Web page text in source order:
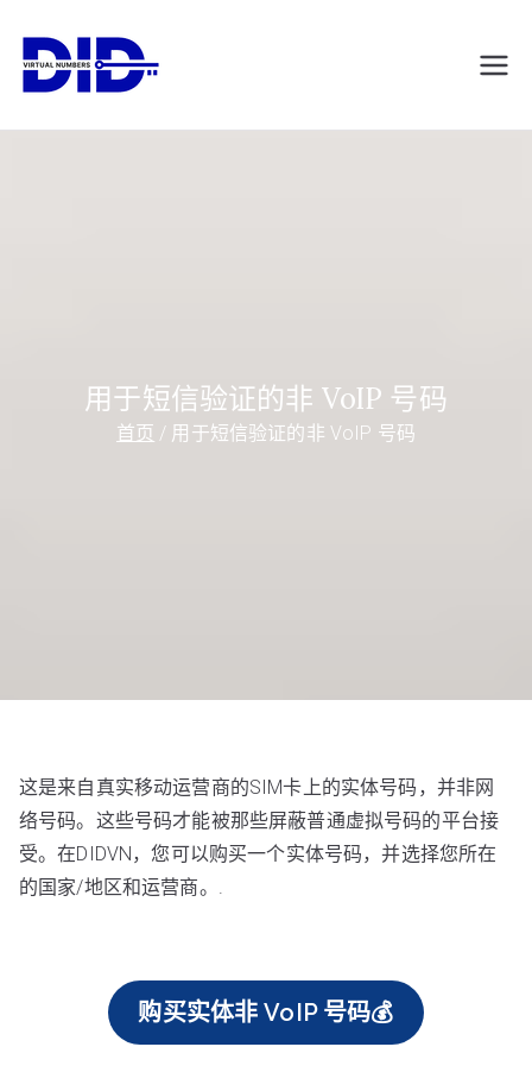
DIDVirtualNumb
用于短信验证的非 VoIP 号码
首页 用于短信验证的非 VoIP 号码
这是来自真实移动运营商的SIM卡上的实体号码，并非网
络号码。这些号码才能被那些屏蔽普通虚拟号码的平台接
受。在DIDVN，您可以购买一个实体号码，并选择您所在
的国家/地区和运营商。.
购买实体非 VoIP 号码💰